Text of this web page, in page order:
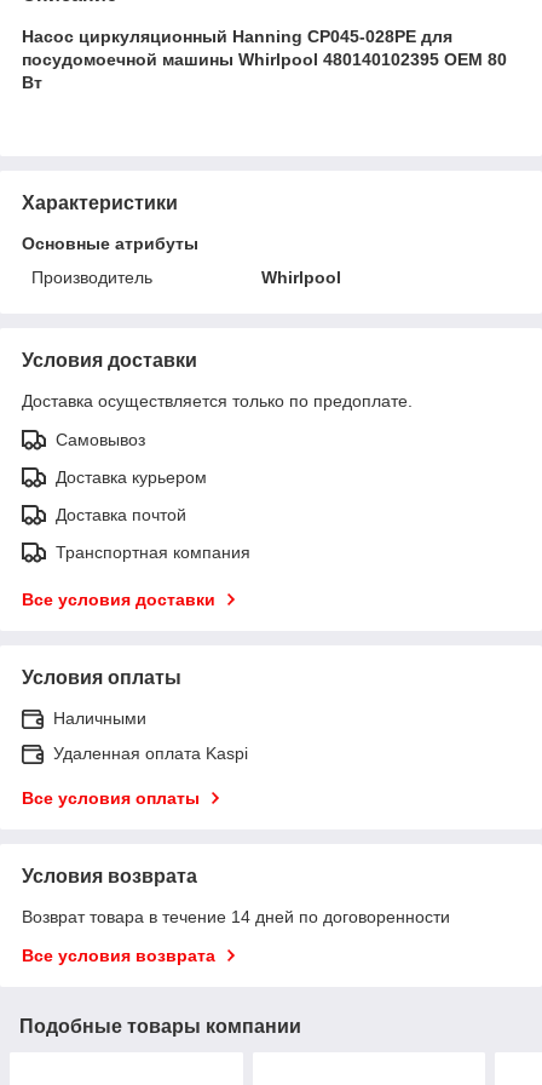
Насос циркуляционный Hanning CP045-028PE для
посудомоечной машины Whirlpool 480140102395 OEM 80
Вт
Характеристики
Основные атрибуты
Производитель
Whirlpool
Условия доставки
Доставка осуществляется только по предоплате.
Самовывоз
Доставка курьером
Доставка почтой
Транспортная компания
Все условия доставки
Условия оплаты
Наличными
Удаленная оплата Kaspi
Все условия оплаты
Условия возврата
Возврат товара в течение 14 дней по договоренности
Все условия возврата
Подобные товары компании